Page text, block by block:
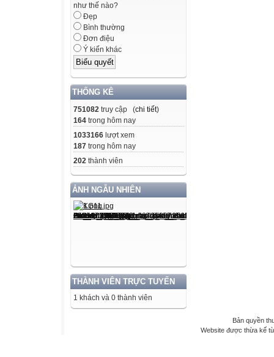
như thế nào?
Đẹp
Bình thường
Đơn điệu
Ý kiến khác
THỐNG KÊ
751082 truy cập (chi tiết)
164 trong hôm nay
1033166 lượt xem
187 trong hôm nay
202 thành viên
ẢNH NGẪU NHIÊN
THÀNH VIÊN TRỰC TUYẾN
1 khách và 0 thành viên
Bản quyền
Website được thừa kế